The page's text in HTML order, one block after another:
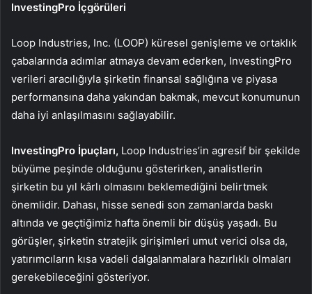
InvestingPro İçgörüleri
Loop Industries, Inc. (LOOP) küresel genişleme ve ortaklık
çabalarında adımlar atmaya devam ederken, InvestingPro
verileri aracılığıyla şirketin finansal sağlığına ve piyasa
performansına daha yakından bakmak, mevcut konumunun
daha iyi anlaşılmasını sağlayabilir.
InvestingPro İpuçları, Loop Industries’in agresif bir şekilde
büyüme peşinde olduğunu gösterirken, analistlerin
şirketin bu yıl kârlı olmasını beklemediğini belirtmek
önemlidir. Dahası, hisse senedi son zamanlarda baskı
altında ve geçtiğimiz hafta önemli bir düşüş yaşadı. Bu
görüşler, şirketin stratejik girişimleri umut verici olsa da,
yatırımcıların kısa vadeli dalgalanmalara hazırlıklı olmaları
gerekebileceğini gösteriyor.